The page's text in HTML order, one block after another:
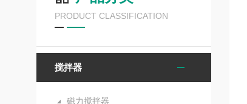
PRODUCT CLASSIFICATION
搅拌器
磁力搅拌器